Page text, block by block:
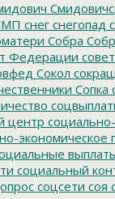
снег снегопад
Собра
Федерации
Сокол
Сопка
центр
экономическое
социальный
соцсети соя